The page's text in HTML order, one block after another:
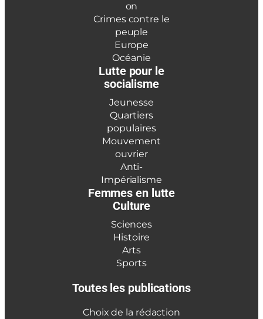
on
Crimes contre le
peuple
Europe
Océanie
Lutte pour le
socialisme
Jeunesse
Quartiers
populaires
Mouvement
ouvrier
Anti-
Impérialisme
Femmes en lutte
Culture
Sciences
Histoire
Arts
Sports
Toutes les publications
Choix de la rédaction